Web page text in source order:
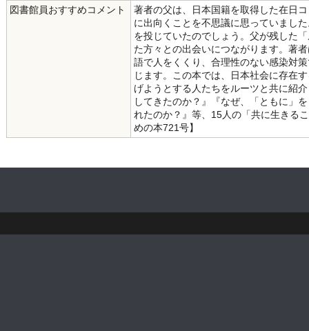
図書館員おすすめコメント
著者の父は、日本国籍を取得した在日
に出向くことを不思議に思っていまし
を投じていたのでしょう。父が残した
た方々との出会いにつながります。著
語で人をくくり、合理性のない感染対
じます。この本では、日本社会に存在
げようとする人たちをルーツと共に紹
してきたのか？』『なぜ、「ともに」
れたのか？』等、15人の「共に生きる
めの本721号】